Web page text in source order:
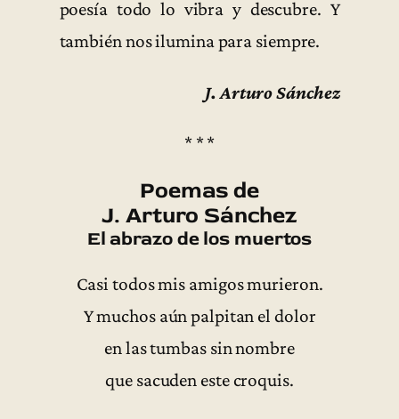
poesía todo lo vibra y descubre. Y
también nos ilumina para siempre.
J. Arturo Sánchez
* * *
Poemas de
J. Arturo Sánchez
El abrazo de los muertos
Casi todos mis amigos murieron.
Y muchos aún palpitan el dolor
en las tumbas sin nombre
que sacuden este croquis.